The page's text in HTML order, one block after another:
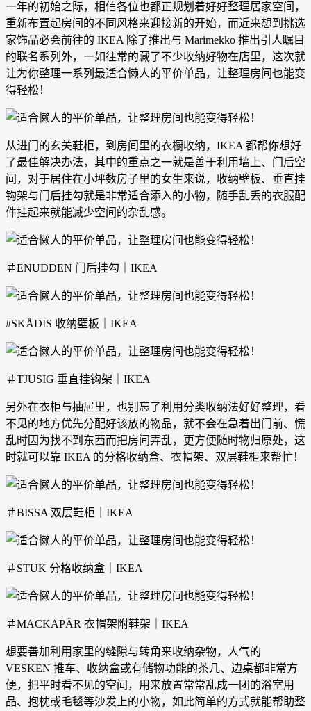
一年的初始之际，相信各位也都正规划着好好整理居家空间，
重新布置起房间的不同风格来迎接新的开始，而近来想到挑选
家饰品必会前往的 IKEA 除了推出与 Marimekko 推出引人瞩目
的联名系列外，一如往常的藏了不少收纳好物在店里，这次就
让为你整理一系列最适合懒人的平价单品，让整理房间也能变
得轻松！
从进门的玄关鞋柜，到房间里的衣橱收纳，IKEA 都帮你想好
了最佳解决办法，其中的重点之一就是善于利用墙上、门后空
间，对于居住在小坪数房子里的女生来说，收纳壁板、垂直挂
钩架与门后挂勾就是非常适合添入的小物，随手乱丢的衣服配
件挂起来就能减少空间的杂乱感。
＃ENUDDEN 门后挂勾｜IKEA
#SKÅDIS 收纳壁板｜IKEA
＃TJUSIG 垂直挂钩架｜IKEA
另外在衣柜与抽屉里，也别忘了利用分类收纳法好好整理，看
不见的地方优先分配好该放的物品，就不会在急着出门前、慌
乱时因为找不到东西而把房间弄乱，更方便随时物归原处，这
时就可以靠 IKEA 的分格收纳盒、衣帽架、双层鞋柜来帮忙！
＃BISSA 双层鞋柜｜IKEA
＃STUK 分格收纳盒｜IKEA
＃MACKAPÄR 衣帽架附鞋架｜IKEA
想要善加利用家里的缝隙与转角来收纳杂物，人气的
VESKEN 推车、收纳盒或有储物功能的茶几、边桌都非常方
便，把平时看不见的空间，用来放置常常乱成一团的浴室用
品、抱枕或毛毯等沙发上的小物，如此简单的方式就能帮助整